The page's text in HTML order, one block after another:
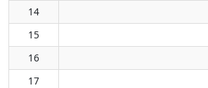
14
15
16
17